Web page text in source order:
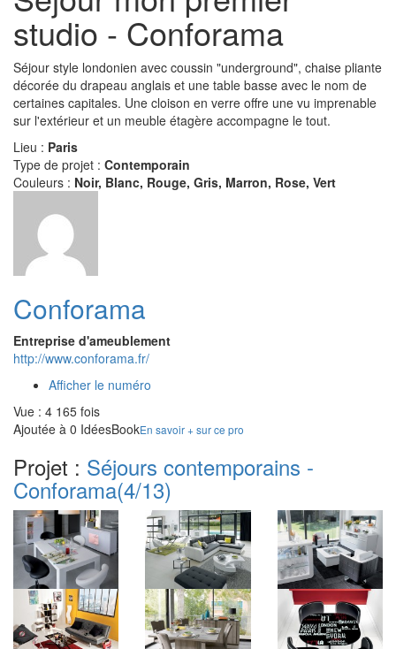
studio - Conforama
Séjour style londonien avec coussin "underground", chaise pliante
décorée du drapeau anglais et une table basse avec le nom de
certaines capitales. Une cloison en verre offre une vu imprenable
sur l'extérieur et un meuble étagère accompagne le tout.
Lieu : Paris
Type de projet : Contemporain
Couleurs : Noir, Blanc, Rouge, Gris, Marron, Rose, Vert
Conforama
Entreprise d'ameublement
http://www.conforama.fr/
Afficher le numéro
Vue : 4 165 fois
Ajoutée à 0 IdéesBookEn savoir + sur ce pro
Projet : Séjours contemporains -
Conforama(4/13)